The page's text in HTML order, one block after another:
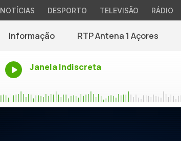
NOTÍCIAS DESPORTO TELEVISÃO RÁDIO
Informação RTP Antena 1 Açores
Janela Indiscreta